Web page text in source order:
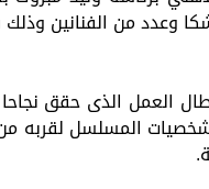
وعدد من الفنانين
العمل الذى حقق
المسلسل لقربه